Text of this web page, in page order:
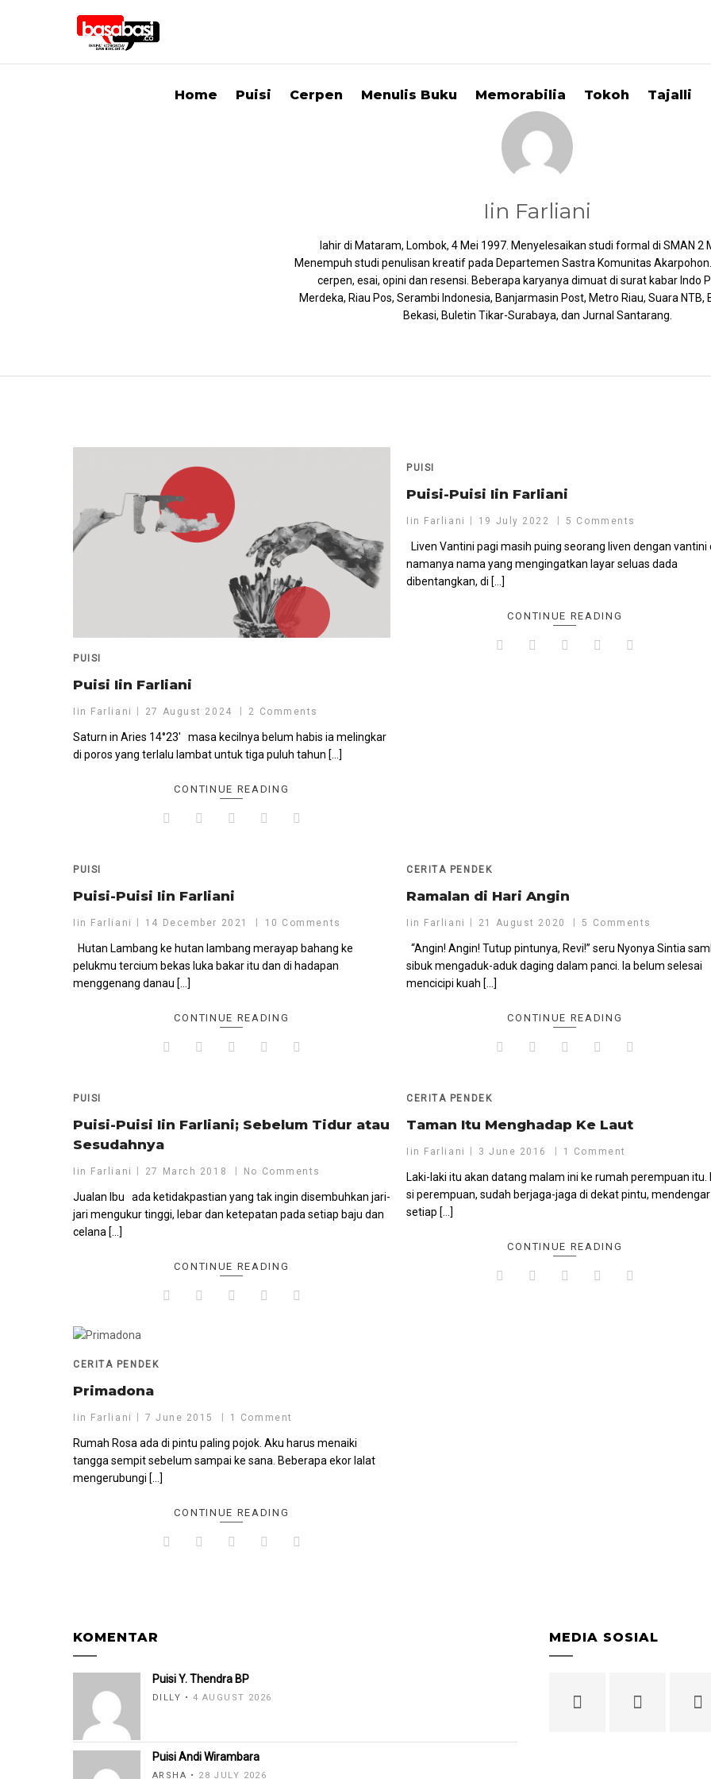
Home Puisi Cerpen Menulis Buku Memorabilia Tokoh Tajalli
Iin Farliani
lahir di Mataram, Lombok, 4 Mei 1997. Menyelesaikan studi formal di SMAN 2
Menempuh studi penulisan kreatif pada Departemen Sastra Komunitas
cerpen, esai, opini dan resensi. Beberapa karyanya dimuat di surat kabar Indo
Merdeka, Riau Pos, Serambi Indonesia, Banjarmasin Post, Metro Riau, Suara NTB,
Bekasi, Buletin Tikar-Surabaya, dan Jurnal Santarang.
PUISI
Puisi Iin Farliani
Iin Farliani 27 August 2024 2 Comments
Saturn in Aries 14°23′ masa kecilnya belum habis ia melingkar
di poros yang terlalu lambat untuk tiga puluh tahun […]
CONTINUE READING
PUISI
Puisi-Puisi Iin Farliani
Iin Farliani 19 July 2022 5 Comments
Liven Vantini pagi masih puing seorang liven dengan vantini
namanya nama yang mengingatkan layar seluas dada
dibentangkan, di […]
CONTINUE READING
PUISI
Puisi-Puisi Iin Farliani
Iin Farliani 14 December 2021 10 Comments
Hutan Lambang ke hutan lambang merayap bahang ke
pelukmu tercium bekas luka bakar itu dan di hadapan
menggenang danau […]
CONTINUE READING
CERITA PENDEK
Ramalan di Hari Angin
Iin Farliani 21 August 2020 5 Comments
“Angin! Angin! Tutup pintunya, Revi!” seru Nyonya Sintia
sibuk mengaduk-aduk daging dalam panci. Ia belum selesai
mencicipi kuah […]
CONTINUE READING
PUISI
Puisi-Puisi Iin Farliani; Sebelum Tidur atau
Sesudahnya
Iin Farliani 27 March 2018 No Comments
Jualan Ibu ada ketidakpastian yang tak ingin disembuhkan jari-
jari mengukur tinggi, lebar dan ketepatan pada setiap baju dan
celana […]
CONTINUE READING
CERITA PENDEK
Taman Itu Menghadap Ke Laut
Iin Farliani 3 June 2016 1 Comment
Laki-laki itu akan datang malam ini ke rumah perempuan itu.
si perempuan, sudah berjaga-jaga di dekat pintu, mendengar
setiap […]
CONTINUE READING
CERITA PENDEK
Primadona
Iin Farliani 7 June 2015 1 Comment
Rumah Rosa ada di pintu paling pojok. Aku harus menaiki
tangga sempit sebelum sampai ke sana. Beberapa ekor lalat
mengerubungi […]
CONTINUE READING
KOMENTAR
Puisi Y. Thendra BP
DILLY 4 AUGUST 2026
Puisi Andi Wirambara
ARSHA 28 JULY 2026
MEDIA SOSIAL